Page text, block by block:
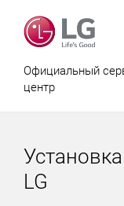
Официальный
центр
LG